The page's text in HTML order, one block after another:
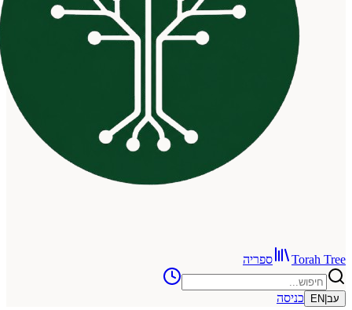
ספריה
כניסה